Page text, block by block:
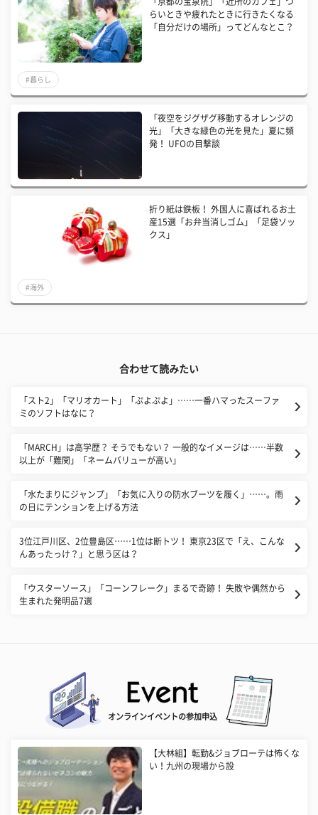
らいときや疲れたときに行きたくなる
「自分だけの場所」ってどんなとこ？
#暮らし
「夜空をジグザグ移動するオレンジの
光」「大きな緑色の光を見た」夏に頻
発！ UFOの目撃談
折り紙は鉄板！ 外国人に喜ばれるお土
産15選「お弁当消しゴム」「足袋ソッ
クス」
#海外
合わせて読みたい
「スト2」「マリオカート」「ぷよぷよ」……一番ハマったスーファ
ミのソフトはなに？
「MARCH」は高学歴？ そうでもない？ 一般的なイメージは……半数
以上が「難関」「ネームバリューが高い」
「水たまりにジャンプ」「お気に入りの防水ブーツを履く」……。雨
の日にテンションを上げる方法
3位江戸川区、2位豊島区……1位は断トツ！ 東京23区で「え、こんな
んあったっけ？」と思う区は？
「ウスターソース」「コーンフレーク」まるで奇跡！ 失敗や偶然から
生まれた発明品7選
オンラインイベントの参加申込
【大林組】転勤&ジョブローテは怖くな
い！九州の現場から設